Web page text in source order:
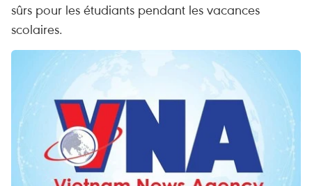
sûrs pour les étudiants pendant les vacances
scolaires.